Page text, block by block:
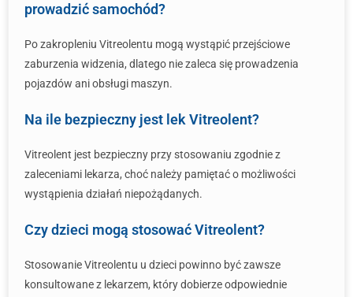
prowadzić samochód?
Po zakropleniu Vitreolentu mogą wystąpić przejściowe
zaburzenia widzenia, dlatego nie zaleca się prowadzenia
pojazdów ani obsługi maszyn.
Na ile bezpieczny jest lek Vitreolent?
Vitreolent jest bezpieczny przy stosowaniu zgodnie z
zaleceniami lekarza, choć należy pamiętać o możliwości
wystąpienia działań niepożądanych.
Czy dzieci mogą stosować Vitreolent?
Stosowanie Vitreolentu u dzieci powinno być zawsze
konsultowane z lekarzem, który dobierze odpowiednie